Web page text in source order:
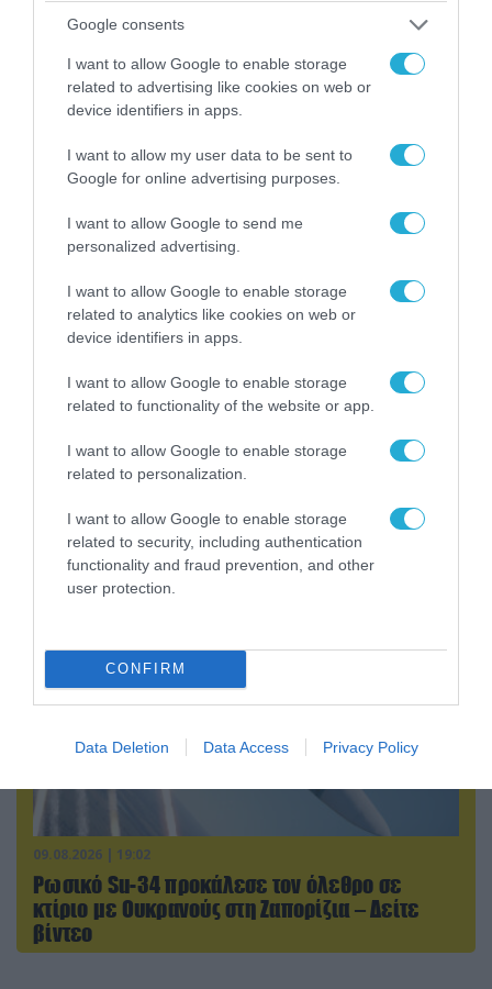
Google consents
I want to allow Google to enable storage
related to advertising like cookies on web or
device identifiers in apps.
I want to allow my user data to be sent to
Google for online advertising purposes.
I want to allow Google to send me
personalized advertising.
I want to allow Google to enable storage
related to analytics like cookies on web or
device identifiers in apps.
I want to allow Google to enable storage
related to functionality of the website or app.
I want to allow Google to enable storage
related to personalization.
I want to allow Google to enable storage
related to security, including authentication
functionality and fraud prevention, and other
user protection.
CONFIRM
Data Deletion Data Access Privacy Policy
09.08.2026 | 17:02
Η κυβέρνηση έτοιμη να στείλει AH-64D Apache
στα ΗΑΕ για να αντιμετωπίσουν ιρανικά drone
09.08.2026 | 23:02
Νεοσύλλεκτοι Ουκρανοί στρατιώτες και
υπάλληλοι της TCC έτρεχαν πανικόβλητοι
αλλά… εξοντώθηκαν – Δείτε βίντεο
09.08.2026 | 19:02
Ρωσικό Su-34 προκάλεσε τον όλεθρο σε
κτίριο με Ουκρανούς στη Ζαπορίζια – Δείτε
βίντεο